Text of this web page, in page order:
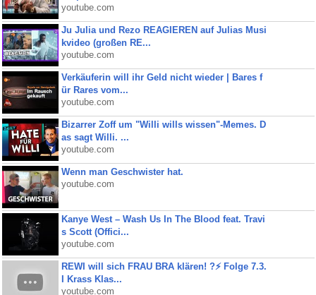
youtube.com
Ju Julia und Rezo REAGIEREN auf Julias Musi
kvideo (großen RE...
youtube.com
Verkäuferin will ihr Geld nicht wieder | Bares f
ür Rares vom...
youtube.com
Bizarrer Zoff um "Willi wills wissen"-Memes. D
as sagt Willi. ...
youtube.com
Wenn man Geschwister hat.
youtube.com
Kanye West – Wash Us In The Blood feat. Travi
s Scott (Offici...
youtube.com
REWI will sich FRAU BRA klären! ?⚡️ Folge 7.3.
I Krass Klas...
youtube.com